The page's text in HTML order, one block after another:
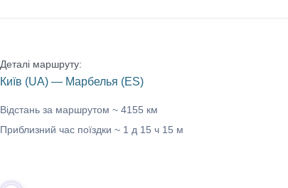
Деталі маршруту:
Київ (UA) — Марбелья (ES)
Відстань за маршрутом ~ 4155 км
Приблизний час поїздки ~ 1 д 15 ч 15 м